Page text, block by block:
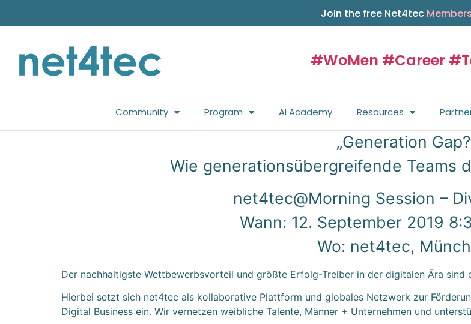
Join the free Net4tec
#WoMen #Career
Community Program AI Academy Resources
„Generation Gap?
Wie generationsübergreifende Teams
net4tec@Morning Session –
Wann: 12. September 2019
Wo: net4tec,
Der nachhaltigste Wettbewerbsvorteil und größte Erfolg-Treiber in der digitalen Ära sind
Hierbei setzt sich net4tec als kollaborative Plattform und globales Netzwerk zur
Digital Business ein. Wir vernetzen weibliche Talente, Männer + Unternehmen und